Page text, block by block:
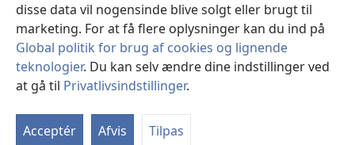
disse data vil nogensinde blive solgt eller brugt til
marketing. For at få flere oplysninger kan du ind på
Global politik for brug af cookies og lignende
teknologier. Du kan selv ændre dine indstillinger ved
at gå til Privatlivsindstillinger.
Acceptér Afvis Tilpas
Copyright© 2026 Watch Tower Bible and Tract Society of Pennsylvania.
ANVENDELSESVILKÅR
PRIVATLIVSINDSTILLINGER